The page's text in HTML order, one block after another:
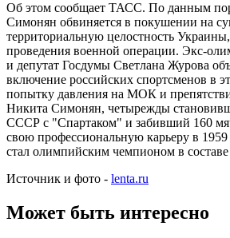
Об этом сообщает ТАСС. По данным
Симонян обвиняется в покушении на
территориальную целостность
проведения военной операции. Экс-
и депутат Госдумы Светлана Журова
включение российских спортсменов в
попытку давления на МОК и
Никита Симонян, четырежды
СССР с "Спартаком" и забивший 160
свою профессиональную карьеру в 1959
стал олимпийским чемпионом в
Источник и фото - lenta.ru
Может быть интересно